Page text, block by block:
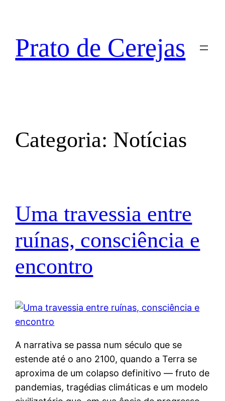
Prato de Cerejas
Categoria: Notícias
Uma travessia entre
ruínas, consciência e
encontro
A narrativa se passa num século que se
estende até o ano 2100, quando a Terra se
aproxima de um colapso definitivo — fruto de
pandemias, tragédias climáticas e um modelo